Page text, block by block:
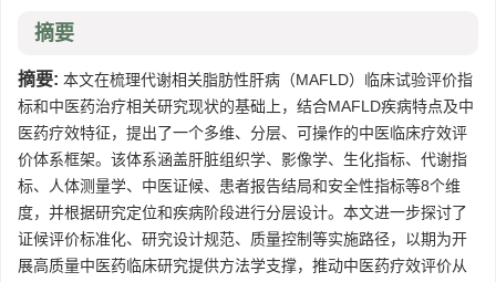
摘要
摘要: 本文在梳理代谢相关脂肪性肝病（MAFLD）临床试验评价指
标和中医药治疗相关研究现状的基础上，结合MAFLD疾病特点及中
医药疗效特征，提出了一个多维、分层、可操作的中医临床疗效评
价体系框架。该体系涵盖肝脏组织学、影像学、生化指标、代谢指
标、人体测量学、中医证候、患者报告结局和安全性指标等8个维
度，并根据研究定位和疾病阶段进行分层设计。本文进一步探讨了
证候评价标准化、研究设计规范、质量控制等实施路径，以期为开
展高质量中医药临床研究提供方法学支撑，推动中医药疗效评价从